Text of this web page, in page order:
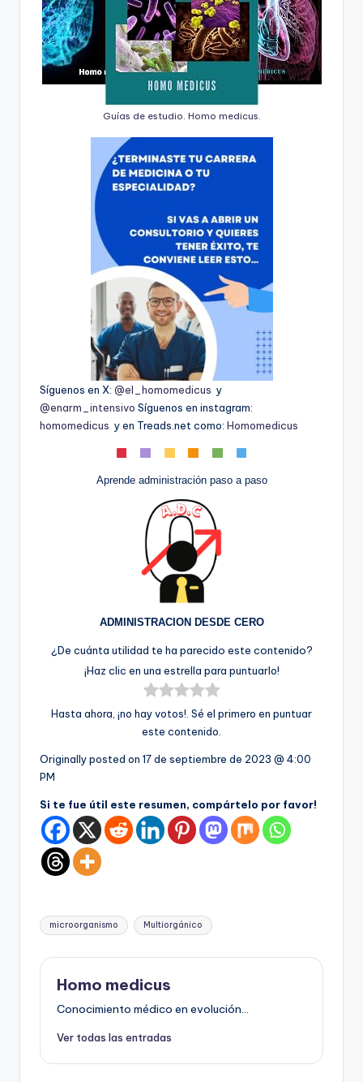
Guías de estudio. Homo medicus.
Síguenos en X: @el_homomedicus y
@enarm_intensivo Síguenos en instagram:
homomedicus y en Treads.net como: Homomedicus
Aprende administración paso a paso
ADMINISTRACION DESDE CERO
¿De cuánta utilidad te ha parecido este contenido?
¡Haz clic en una estrella para puntuarlo!
Hasta ahora, ¡no hay votos!. Sé el primero en puntuar
este contenido.
Originally posted on 17 de septiembre de 2023 @ 4:00
PM
Si te fue útil este resumen, compártelo por favor!
Etiquetas:
microorganismo Multiorgánico
Homo medicus
Conocimiento médico en evolución...
Ver todas las entradas